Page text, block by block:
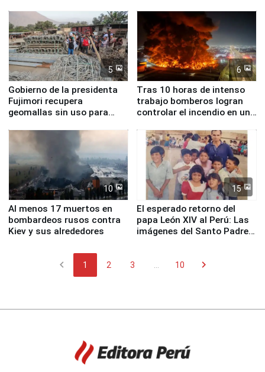
5
Gobierno de la presidenta
Fujimori recupera
geomallas sin uso para
Fenómeno El Niño
6
Tras 10 horas de intenso
trabajo bomberos logran
controlar el incendio en una
de Chile
10
Al menos 17 muertos en
bombardeos rusos contra
Kiev y sus alrededores
15
El esperado retorno del
papa León XIV al Perú: Las
imágenes del Santo Padre
chevron_left 1 2 3 10 chevron_right